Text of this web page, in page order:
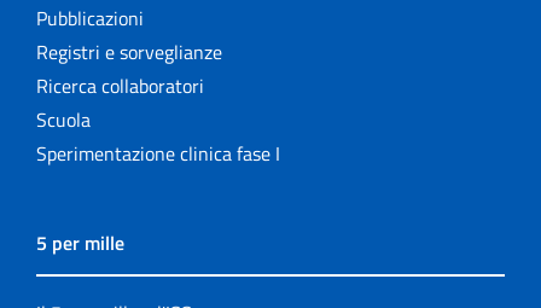
Pubblicazioni
Registri e sorveglianze
Ricerca collaboratori
Scuola
Sperimentazione clinica fase I
5 per mille